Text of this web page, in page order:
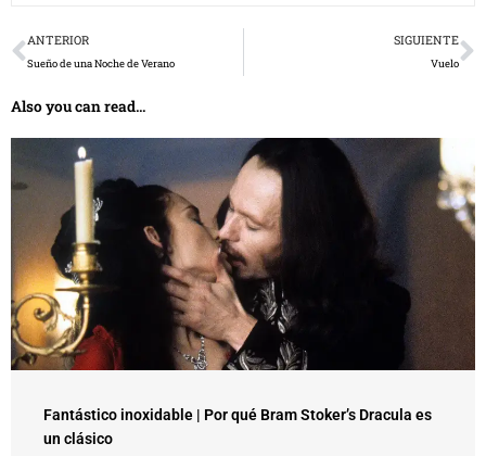
Prev
ANTERIOR
Sueño de una Noche de Verano
SIGUIENTE
Vuelo
Also you can read...
Fantástico inoxidable | Por qué Bram Stoker’s Dracula es
un clásico